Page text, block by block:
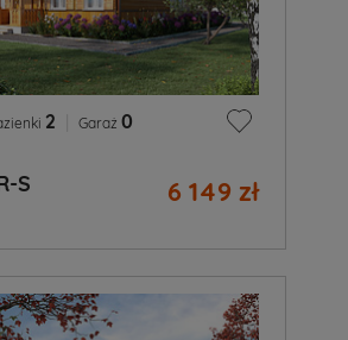
2 Garaż 0
S 6 149 zł